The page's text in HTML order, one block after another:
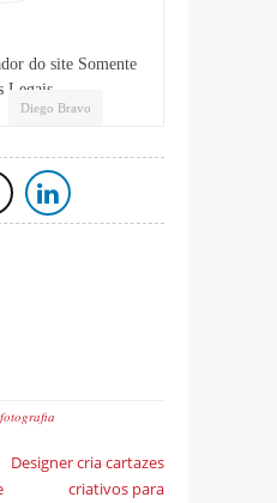
Diego Bravo
do site Somente
Legais.
fotografia
Designer cria cartazes
criativos para